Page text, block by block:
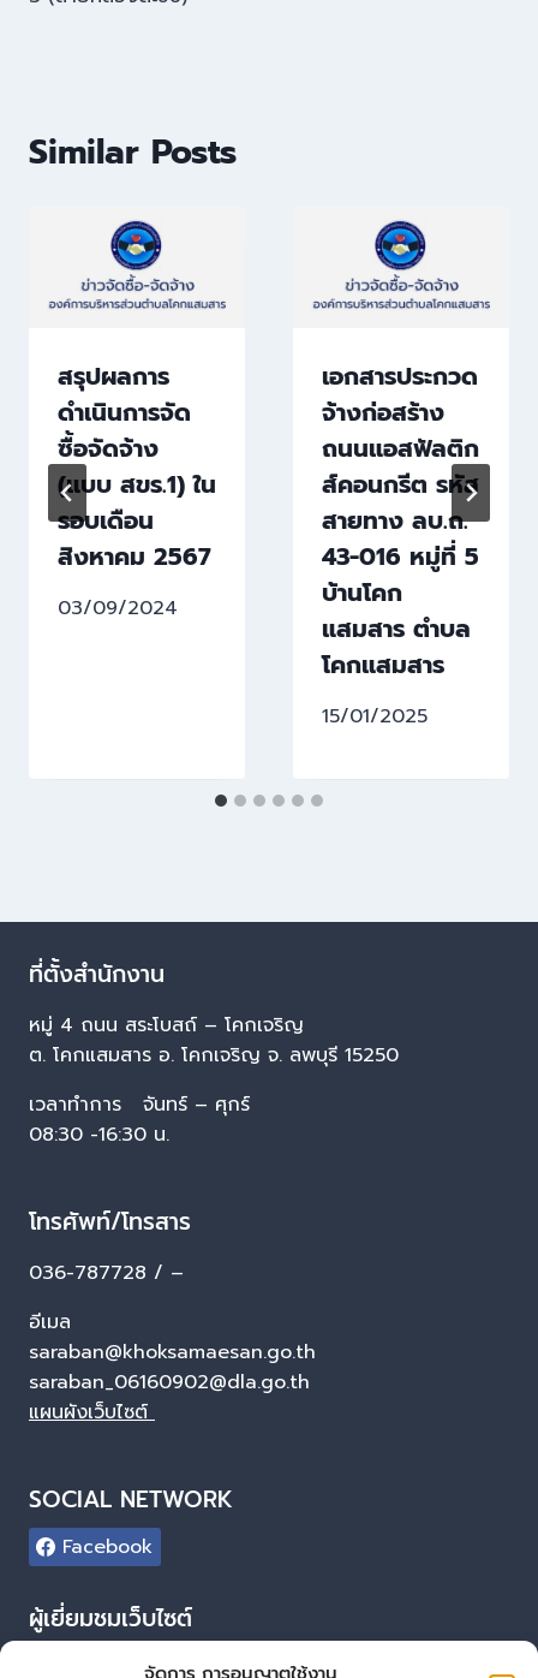
Similar Posts
สรุปผลการ
ดำเนินการจัด
ซื้อจัดจ้าง
(แบบ สขร.1) ใน
รอบเดือน
สิงหาคม 2567
03/09/2024
เอกสารประกวด
จ้างก่อสร้าง
ถนนแอสฟัลติก
ส์คอนกรีต รหัส
สายทาง ลบ.ถ.
43-016 หมู่ที่ 5
บ้านโคก
แสมสาร ตำบล
โคกแสมสาร
15/01/2025
ที่ตั้งสำนักงาน
หมู่ 4 ถนน สระโบสถ์ – โคกเจริญ
ต. โคกแสมสาร อ. โคกเจริญ จ. ลพบุรี 15250
เวลาทำการ จันทร์ – ศุกร์
08:30 -16:30 น.
โทรศัพท์/โทรสาร
036-787728 / –
อีเมล
saraban@khoksamaesan.go.th
saraban_06160902@dla.go.th
แผนผังเว็บไซต์
SOCIAL NETWORK
Facebook
ผู้เยี่ยมชมเว็บไซต์
15